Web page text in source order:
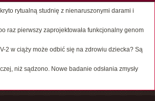
rytualną studnię z nienaruszonymi darami i
raz pierwszy zaprojektowała funkcjonalny genom
2 w ciąży może odbić się na zdrowiu dziecka? Są
niż sądzono. Nowe badanie odsłania zmysły